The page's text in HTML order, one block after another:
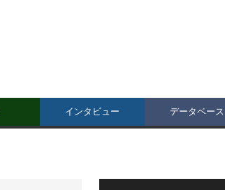
インタビュー データベース